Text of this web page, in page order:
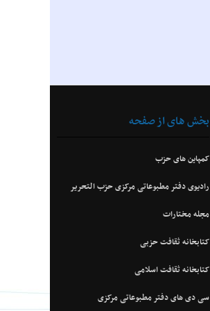
بخش های از صفحه
کمپاین های حزب
رادیوی دفتر مطبوعاتی مرکزی حزب التحریر
مجله مختارات
کتابخانه ثقافت حزبی
کتابخانه ثقافت اسلامی
سی دی های دفتر مطبوعاتی مرکزی